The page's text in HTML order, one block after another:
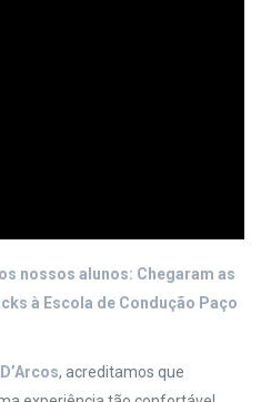
nossos alunos: Chegaram as
à Escola de Condução Paço
, acreditamos que